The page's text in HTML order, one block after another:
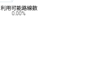
利用可能路線数
0.00%